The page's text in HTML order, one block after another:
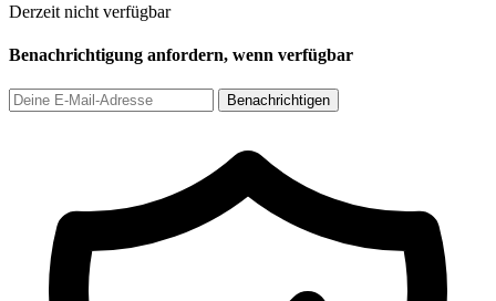
Derzeit nicht verfügbar
Benachrichtigung anfordern, wenn verfügbar
Benachrichtigen